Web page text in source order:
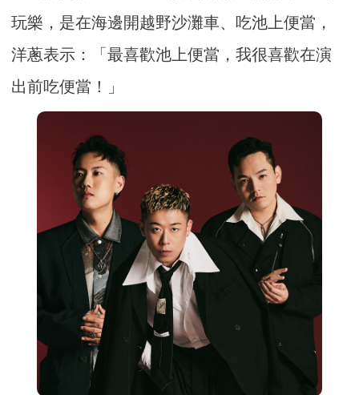
玩樂，是在海邊開越野沙灘車、吃池上便當，
洋蔥表示：「最喜歡池上便當，我很喜歡在演
出前吃便當！」